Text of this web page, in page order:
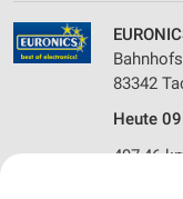
83342
Heute
497,46